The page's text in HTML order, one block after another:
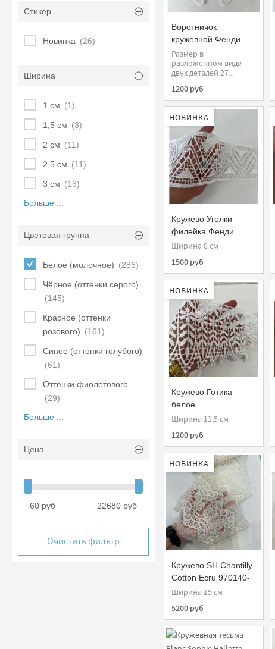
Стикер
Новинка (26)
Ширина
1 см (1)
1,5 см (3)
2 см (11)
2,5 см (11)
3 см (16)
Больше ...
Цветовая группа
Белое (молочное) (286)
Чёрное (оттенки серого)
(145)
Красное (оттенки
розового) (161)
Синее (оттенки голубого)
(61)
Оттенки фиолетового
(29)
Больше ...
Цена
60 руб 22680 руб
Очистить фильтр
Воротничок
кружевной Фенди
хлопок молочный (2
шт)
Размер в
разложенном виде
двух деталей 27...
1200 руб
НОВИНКА
Кружево Уголки
филейка Фенди
молочное
Ширина 8 см
1500 руб
НОВИНКА
Кружево Готика
белое
Ширина 11,5 см
1200 руб
НОВИНКА
Кружево SH Chantilly
Cotton Ecru 970140-
G
Ширина 15 см
5200 руб